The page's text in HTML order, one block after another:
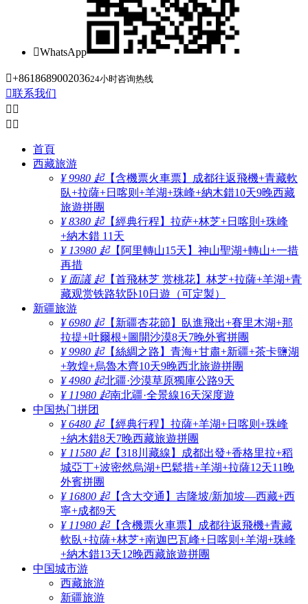
WhatsApp
+861868900203624小时咨询热线
联系我们
 
 
首頁
西藏旅游
¥ 9980 起【含機票火車票】成都往返飛機+青藏軟
臥+拉薩+日喀则+羊湖+珠峰+納木錯10天9晚西藏
旅遊拼團
¥ 8380 起【經典行程】拉萨+林芝+日喀則+珠峰
+納木錯 11天
¥ 13980 起【阿里轉山15天】神山聖湖+轉山+一措
再措
¥ 面議 起【首飛林芝 赏桃花】林芝+拉薩+羊湖+青
藏观赏铁路软卧10日遊（可定製）
新疆旅游
¥ 6980 起【新疆杏花節】臥進飛出+賽里木湖+那
拉提+吐爾根+圖開沙漠8天7晚外賓拼團
¥ 9980 起【絲綢之路】青海+甘肅+新疆+茶卡鹽湖
+敦煌+烏魯木齊10天9晚西北旅遊拼團
¥ 4980 起北疆·沙漠草原獨庫公路9天
¥ 11980 起南北疆·全景線16天深度遊
中国热门拼团
¥ 6480 起【經典行程】拉薩+羊湖+日喀则+珠峰
+納木錯8天7晚西藏旅遊拼團
¥ 11580 起【318川藏線】成都出發+香格里拉+稻
城亞丁+波密然烏湖+巴鬆措+羊湖+拉薩12天11晚
外賓拼團
¥ 16800 起【含大交通】吉隆坡/新加坡—西藏+西
寧+成都9天
¥ 11980 起【含機票火車票】成都往返飛機+青藏
軟臥+拉薩+林芝+南迦巴瓦峰+日喀则+羊湖+珠峰
+納木錯13天12晚西藏旅遊拼團
中国城市游
西藏旅游
新疆旅游